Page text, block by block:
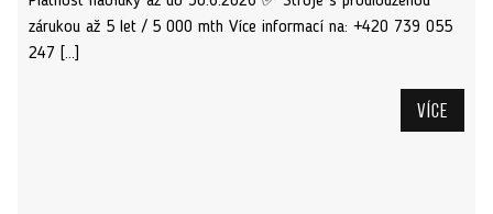
zárukou až 5 let / 5 000 mth Více informací na: +420 739 055
247 […]
Více